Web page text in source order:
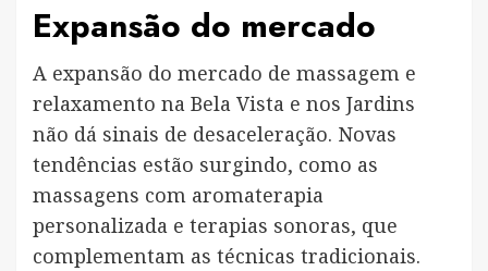
Expansão do mercado
A expansão do mercado de massagem e
relaxamento na Bela Vista e nos Jardins
não dá sinais de desaceleração. Novas
tendências estão surgindo, como as
massagens com aromaterapia
personalizada e terapias sonoras, que
complementam as técnicas tradicionais.